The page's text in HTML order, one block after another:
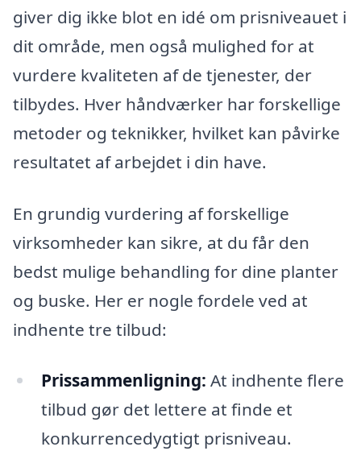
giver dig ikke blot en idé om prisniveauet i
dit område, men også mulighed for at
vurdere kvaliteten af de tjenester, der
tilbydes. Hver håndværker har forskellige
metoder og teknikker, hvilket kan påvirke
resultatet af arbejdet i din have.
En grundig vurdering af forskellige
virksomheder kan sikre, at du får den
bedst mulige behandling for dine planter
og buske. Her er nogle fordele ved at
indhente tre tilbud:
Prissammenligning: At indhente flere
tilbud gør det lettere at finde et
konkurrencedygtigt prisniveau.